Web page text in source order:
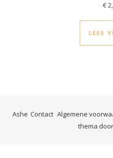
€
LEES
Contact Algemene
Ashe
thema door